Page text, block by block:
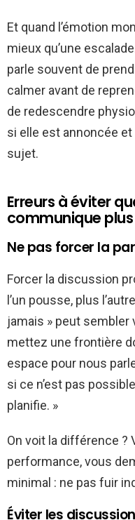
Et quand l’émotion
mieux qu’une
parle souvent de
calmer avant de
de redescendre
si elle est annoncée
sujet.
Erreurs à éviter
communique plus
Ne pas forcer la
Forcer la discussion
l’un pousse, plus
jamais » peut sembler
mettez une frontière
espace pour nous
si ce n’est pas
planifie. »
On voit la différence ?
performance, vous
minimal : ne pas fuir
Éviter les